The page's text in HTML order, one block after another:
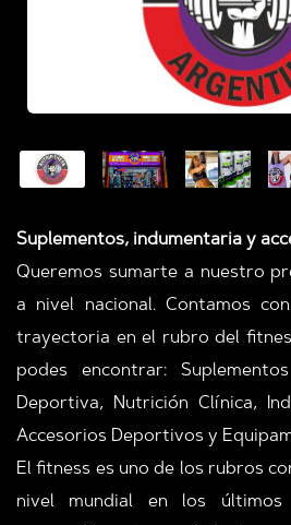
Suplementos, indumentaria y
Queremos sumarte a nuestro
a nivel nacional. Contamos
trayectoria en el rubro del
podes encontrar:
Deportiva, Nutrición Clínica,
Accesorios Deportivos y
El fitness es uno de los rubros
nivel mundial en los